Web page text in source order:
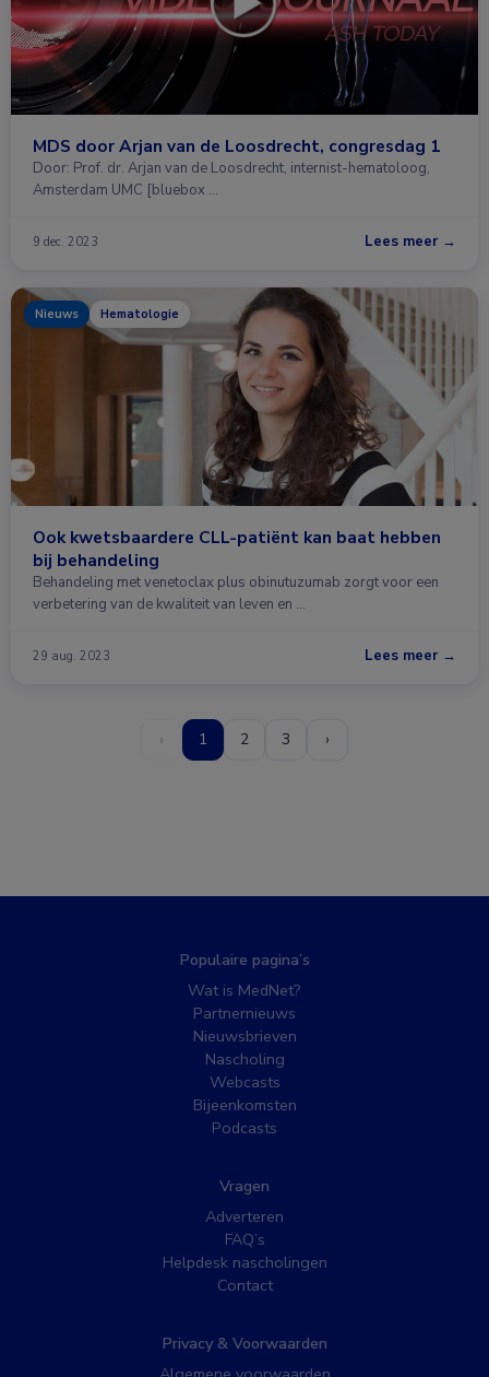
MDS door Arjan van de Loosdrecht, congresdag 1
Door: Prof. dr. Arjan van de Loosdrecht, internist-hematoloog,
Amsterdam UMC [bluebox …
9 dec. 2023 Lees meer →
Nieuws Hematologie
Ook kwetsbaardere CLL-patiënt kan baat hebben
bij behandeling
Behandeling met venetoclax plus obinutuzumab zorgt voor een
verbetering van de kwaliteit van leven en …
29 aug. 2023 Lees meer →
‹ 1 2 3 ›
Populaire pagina’s
Wat is MedNet?
Partnernieuws
Nieuwsbrieven
Nascholing
Webcasts
Bijeenkomsten
Podcasts
Vragen
Adverteren
FAQ’s
Helpdesk nascholingen
Contact
Privacy & Voorwaarden